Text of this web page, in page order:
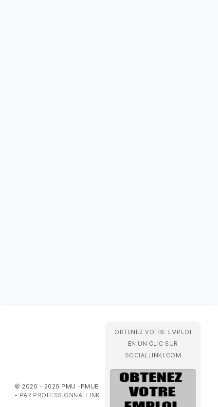
© 2020 - 2026 PMU -PMUB
- PAR PROFESSIONNALLINK
OBTENEZ VOTRE EMPLOI
EN UN CLIC SUR
SOCIALLINKI.COM